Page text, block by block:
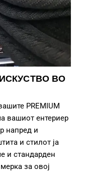
ВО
PREMIUM
вашиот ентериер
напред и
и стилот ја
и стандарден
за овој